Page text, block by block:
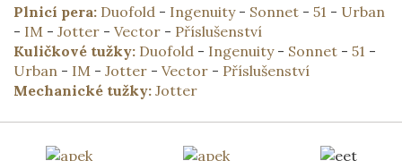
Plnicí pera: Duofold - Ingenuity- Sonnet - 51 - Urban
- IM - Jotter - Vector - Příslušenství
Kuličkové tužky: Duofold - Ingenuity- Sonnet - 51 -
Urban - IM - Jotter - Vector - Příslušenství
Mechanické tužky: Jotter